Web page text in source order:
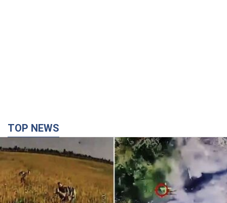
TOP NEWS